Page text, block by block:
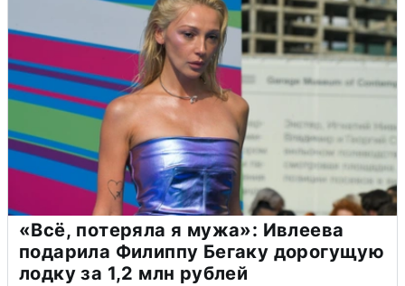
«Всё, потеряла я мужа»: Ивлеева
подарила Филиппу Бегаку дорогущую
лодку за 1,2 млн рублей